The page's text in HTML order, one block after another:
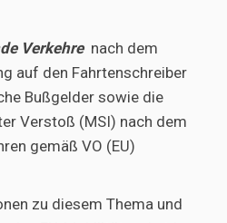
Verkehre nach dem
auf den Fahrtenschreiber
Bußgelder sowie die
Verstoß (MSI) nach dem
gemäß VO (EU)
zu diesem Thema und